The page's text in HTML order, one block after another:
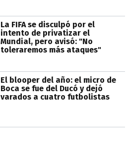
La FIFA se disculpó por el
intento de privatizar el
Mundial, pero avisó: "No
toleraremos más ataques"
El blooper del año: el micro de
Boca se fue del Ducó y dejó
varados a cuatro futbolistas